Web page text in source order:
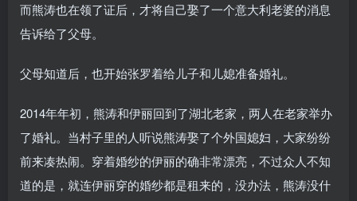
而熊涛也在领了证后，才将自己娶了一个意大利老婆的消息
告诉给了父母。
父母知道后，也开始张罗着给儿子和儿媳准备婚礼。
2014年年初，熊涛和伊丽回到了湖北老家，两人在老家举办
了婚礼。当村子里的人听说熊涛娶了个外国媳妇，大家纷纷
前来凑热闹。穿着婚纱的伊丽的确非常漂亮，不过众人不知
道的是，就连伊丽穿的婚纱都是租来的，没办法，熊涛没什